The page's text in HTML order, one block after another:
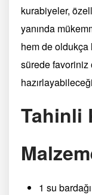
kurabiyeler,
yanında
hem de oldukça
sürede favoriniz
Tahinli
1 su